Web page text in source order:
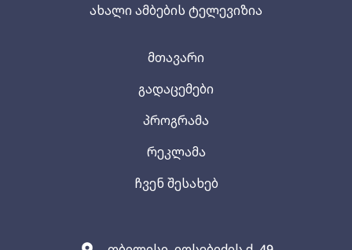
ახალი ამბების ტელევიზია
მთავარი
გადაცემები
პროგრამა
რეკლამა
ჩვენ შესახებ